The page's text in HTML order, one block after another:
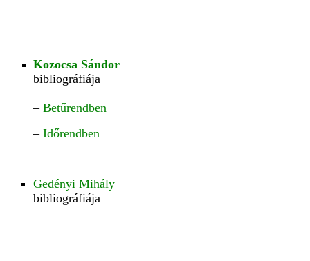
Kozocsa Sándor
bibliográfiája
– Betűrendben
– Időrendben
Gedényi Mihály
bibliográfiája